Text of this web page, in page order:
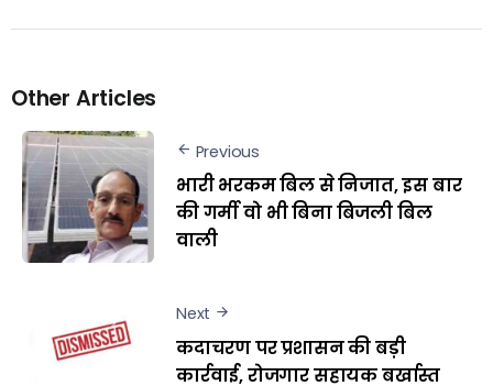
Other Articles
Previous
भारी भरकम बिल से निजात, इस बार
की गर्मी वो भी बिना बिजली बिल
वाली
Next
कदाचरण पर प्रशासन की बड़ी
कार्रवाई, रोजगार सहायक बर्खास्त